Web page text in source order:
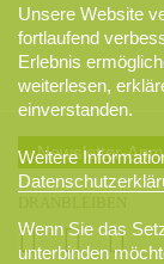
Newsletter-
Unsere Website
fortlaufend
Erlebnis
weiterlesen,
einverstanden.
Weitere
Wenn Sie das
unterbinden